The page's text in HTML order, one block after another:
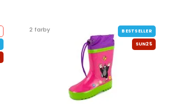
2 farby BESTSELLER
SUN25